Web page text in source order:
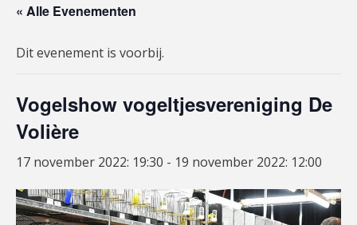
« Alle Evenementen
Dit evenement is voorbij.
Vogelshow vogeltjesvereniging De
Volière
17 november 2022: 19:30 - 19 november 2022: 12:00